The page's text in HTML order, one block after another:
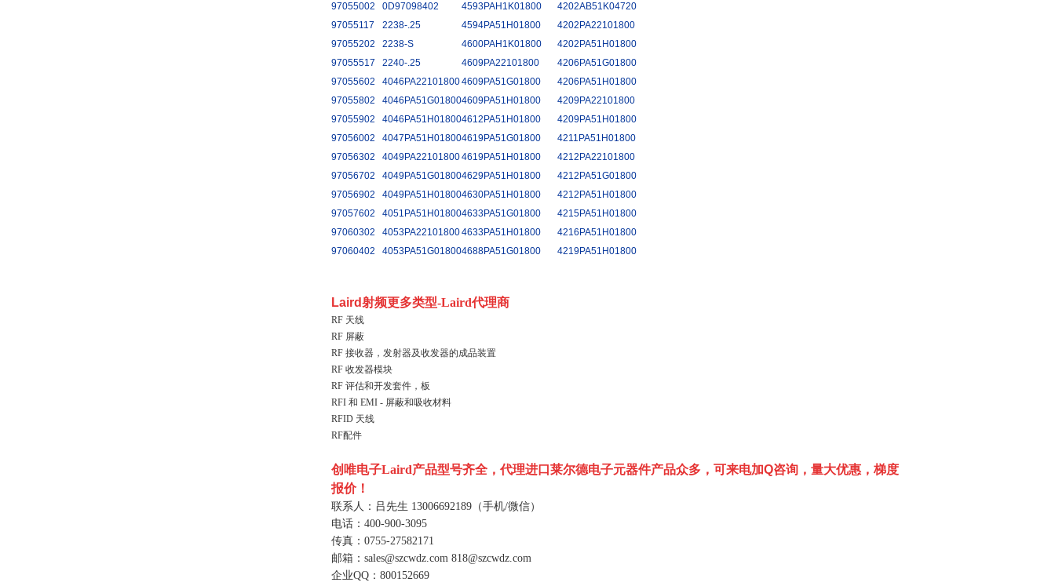
97055002
0D97098402 4593PAH1K01800
4202AB51K04720
97055117
2238-.25 4594PA51H01800
4202PA22101800
97055202
2238-S 4600PAH1K01800
4202PA51H01800
97055517
2240-.25 4609PA22101800
4206PA51G01800
97055602
4046PA221018004609PA51G01800
4206PA51H01800
97055802
4046PA51G018004609PA51H01800
4209PA22101800
97055902
4046PA51H018004612PA51H01800
4209PA51H01800
97056002
4047PA51H018004619PA51G01800
4211PA51H01800
97056302
4049PA221018004619PA51H01800
4212PA22101800
97056702
4049PA51G018004629PA51H01800
4212PA51G01800
97056902
4049PA51H018004630PA51H01800
4212PA51H01800
97057602
4051PA51H018004633PA51G01800
4215PA51H01800
97060302
4053PA221018004633PA51H01800
4216PA51H01800
97060402
4053PA51G018004688PA51G01800 4219PA51H01800
Laird射频更多类型-Laird代理商
RF 天线
RF 屏蔽
RF 接收器，发射器及收发器的成品装置
RF 收发器模块
RF 评估和开发套件，板
RFI 和 EMI - 屏蔽和吸收材料
RFID 天线
RF配件
创唯电子Laird产品型号齐全，代理进口莱尔德电子元器件产品众多，可来电加Q咨询，量大优惠，梯度
报价！
联系人：吕先生 13006692189 （手机/微信）
电话： 400-900-3095
传真： 0755-27582171
邮箱： sales@szcwdz.com 818@szcwdz.com
企业QQ ： 800152669